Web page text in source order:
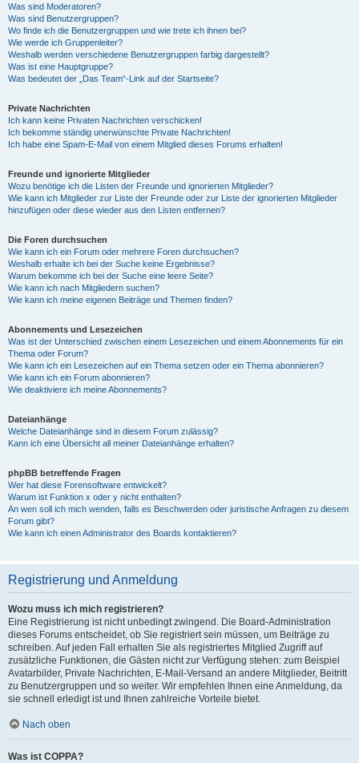
Was sind Moderatoren?
Was sind Benutzergruppen?
Wo finde ich die Benutzergruppen und wie trete ich ihnen bei?
Wie werde ich Gruppenleiter?
Weshalb werden verschiedene Benutzergruppen farbig dargestellt?
Was ist eine Hauptgruppe?
Was bedeutet der „Das Team“-Link auf der Startseite?
Private Nachrichten
Ich kann keine Privaten Nachrichten verschicken!
Ich bekomme ständig unerwünschte Private Nachrichten!
Ich habe eine Spam-E-Mail von einem Mitglied dieses Forums erhalten!
Freunde und ignorierte Mitglieder
Wozu benötige ich die Listen der Freunde und ignorierten Mitglieder?
Wie kann ich Mitglieder zur Liste der Freunde oder zur Liste der ignorierten Mitglieder
hinzufügen oder diese wieder aus den Listen entfernen?
Die Foren durchsuchen
Wie kann ich ein Forum oder mehrere Foren durchsuchen?
Weshalb erhalte ich bei der Suche keine Ergebnisse?
Warum bekomme ich bei der Suche eine leere Seite?
Wie kann ich nach Mitgliedern suchen?
Wie kann ich meine eigenen Beiträge und Themen finden?
Abonnements und Lesezeichen
Was ist der Unterschied zwischen einem Lesezeichen und einem Abonnements für ein
Thema oder Forum?
Wie kann ich ein Lesezeichen auf ein Thema setzen oder ein Thema abonnieren?
Wie kann ich ein Forum abonnieren?
Wie deaktiviere ich meine Abonnements?
Dateianhänge
Welche Dateianhänge sind in diesem Forum zulässig?
Kann ich eine Übersicht all meiner Dateianhänge erhalten?
phpBB betreffende Fragen
Wer hat diese Forensoftware entwickelt?
Warum ist Funktion x oder y nicht enthalten?
An wen soll ich mich wenden, falls es Beschwerden oder juristische Anfragen zu diesem
Forum gibt?
Wie kann ich einen Administrator des Boards kontaktieren?
Registrierung und Anmeldung
Wozu muss ich mich registrieren?
Eine Registrierung ist nicht unbedingt zwingend. Die Board-Administration
dieses Forums entscheidet, ob Sie registriert sein müssen, um Beiträge zu
schreiben. Auf jeden Fall erhalten Sie als registriertes Mitglied Zugriff auf
zusätzliche Funktionen, die Gästen nicht zur Verfügung stehen: zum Beispiel
Avatarbilder, Private Nachrichten, E-Mail-Versand an andere Mitglieder, Beitritt
zu Benutzergruppen und so weiter. Wir empfehlen Ihnen eine Anmeldung, da
sie schnell erledigt ist und Ihnen zahlreiche Vorteile bietet.
Nach oben
Was ist COPPA?